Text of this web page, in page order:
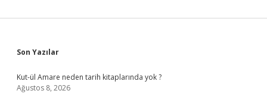
Sidebar
Son Yazılar
Kut-ül Amare neden tarih kitaplarında yok ?
Ağustos 8, 2026